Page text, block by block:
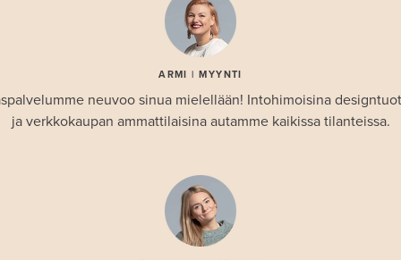
ARMI | MYYNTI
neuvoo sinua mielellään! Intohimoisina
ja verkkokaupan ammattilaisina autamme kaikissa tilanteissa.